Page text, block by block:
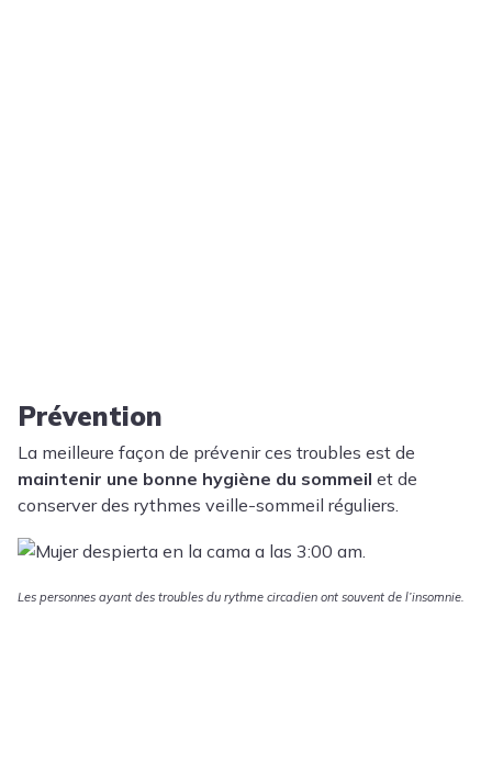
Prévention
La meilleure façon de prévenir ces troubles est de
maintenir une bonne hygiène du sommeil et de
conserver des rythmes veille-sommeil réguliers.
Les personnes ayant des troubles du rythme circadien ont souvent de l’insomnie.